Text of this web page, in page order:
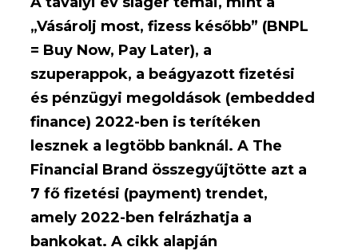
„Vásárolj most, fizess később” (BNPL
= Buy Now, Pay Later), a
szuperappok, a beágyazott fizetési
és pénzügyi megoldások (embedded
finance) 2022-ben is terítéken
lesznek a legtöbb banknál. A The
Financial Brand összegyűjtötte azt a
7 fő fizetési (payment) trendet,
amely 2022-ben felrázhatja a
bankokat. A cikk alapján